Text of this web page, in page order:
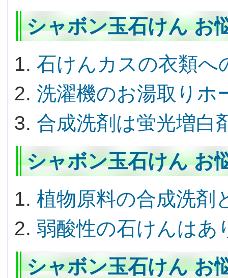
シャボン玉石けん
石けんカスの衣類へ
洗濯機のお湯取りホ
合成洗剤は蛍光増白
シャボン玉石けん
植物原料の合成洗剤
弱酸性の石けんはあ
シャボン玉石けん